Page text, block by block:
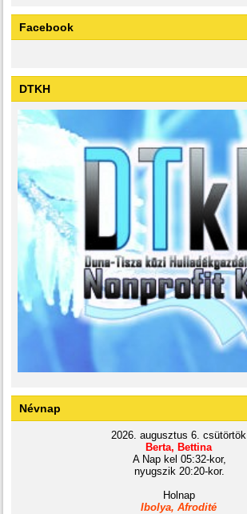
Facebook
DTKH
Névnap
2026. augusztus 6. csütörtök
Berta, Bettina
A Nap kel 05:32-kor,
nyugszik 20:20-kor.
Holnap
Ibolya, Afrodité